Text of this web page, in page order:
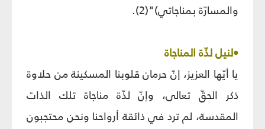
والمسارّة بمناجاتي)"(2).
•لنيل لذّة المناجاة
يا أيّها العزيز، إنّ حرمان قلوبنا المسكينة من حلاوة
ذكر الحقّ تعالى، وإنّ لذّة مناجاة تلك الذات
المقدسة، لم ترد في ذائقة أرواحنا ونحن محتجبون